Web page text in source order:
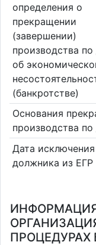
определения о
прекращении
(завершении)
производства по
об
(банкротстве)
Основания
производства по
Дата исключения
должника из ЕГР
ПРОЦЕДУРАХ